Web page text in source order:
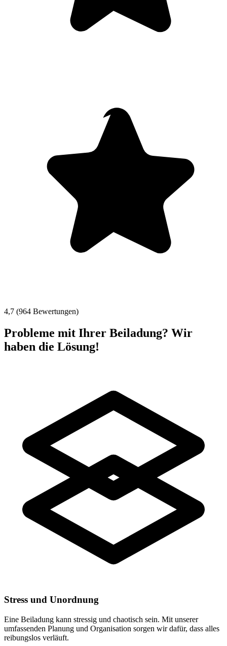
4,7 (964 Bewertungen)
Probleme mit Ihrer Beiladung? Wir
haben die Lösung!
Stress und Unordnung
Eine Beiladung kann stressig und chaotisch sein. Mit unserer
umfassenden Planung und Organisation sorgen wir dafür, dass alles
reibungslos verläuft.